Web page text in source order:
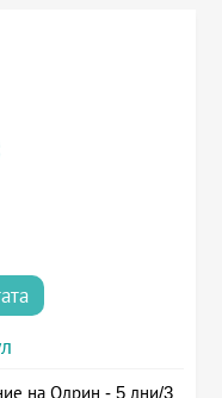
на Одрин - 5 дни/3